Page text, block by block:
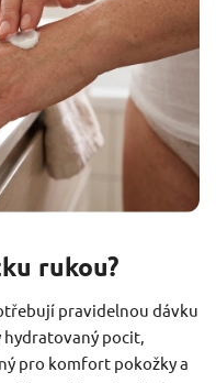
rukou?
pravidelnou dávku
pocit,
pro komfort pokožky a